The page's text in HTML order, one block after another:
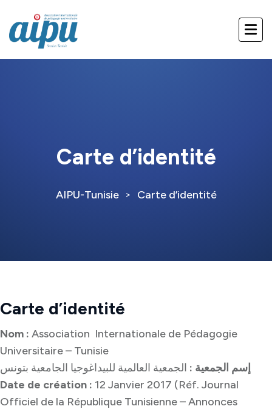
Carte d’identité
AIPU-Tunisie > Carte d’identité
Carte d’identité
Nom : Association Internationale de Pédagogie
Universitaire – Tunisie
إسم الجمعية : الجمعية العالمية للبيداغوجيا الجامعية بتونس
Date de création : 12 Janvier 2017 (Réf. Journal
Officiel de la République Tunisienne – Annonces